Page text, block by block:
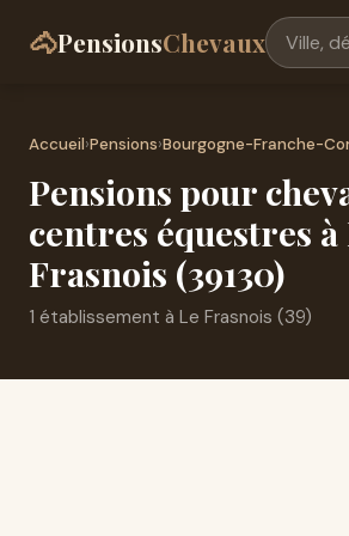
🐴PensionsChevaux
Accueil›Pensions›Bourgogne-Franche-
Pensions pour
centres équestres à
Frasnois (39130)
1 établissement à Le Frasnois (39)